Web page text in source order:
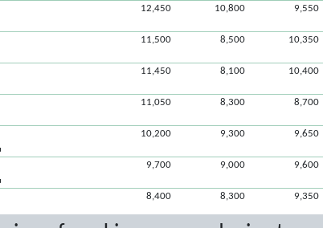
12,450 10,800 9,550
11,500 8,500 10,350
11,450 8,100 10,400
11,050 8,300 8,700
10,200 9,300 9,650
9,700 9,000 9,600
8,400 8,300 9,350